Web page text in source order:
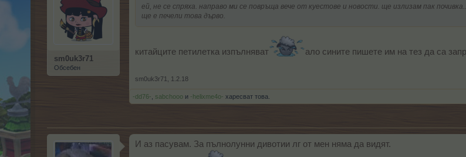
sm0uk3r71
Обсебен
ей, не се спряха. направо ми се повръща вече от куестове и новости. ще излизам пак
ще е печели това дърво.
китайците петилетка изпълняват ало сините пишете им на тез да са
sm0uk3r71
1.2.18
-dd76- sabchooo и -helixme4o- харесват това.
И аз пасувам. За пълнолунни дивотии лг от мен няма да видят.